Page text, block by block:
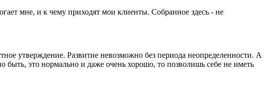
мне, и к чему приходят мои клиенты. Собранное здесь - не
утверждение. Развитие невозможно без периода неопределенности. А
быть, это нормально и даже очень хорошо, то позволишь себе не иметь